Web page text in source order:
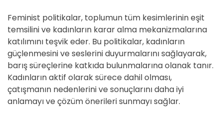
Feminist politikalar, toplumun tüm kesimlerinin eşit
temsilini ve kadınların karar alma mekanizmalarına
katılımını teşvik eder. Bu politikalar, kadınların
güçlenmesini ve seslerini duyurmalarını sağlayarak,
barış süreçlerine katkıda bulunmalarına olanak tanır.
Kadınların aktif olarak sürece dahil olması,
çatışmanın nedenlerini ve sonuçlarını daha iyi
anlamayı ve çözüm önerileri sunmayı sağlar.